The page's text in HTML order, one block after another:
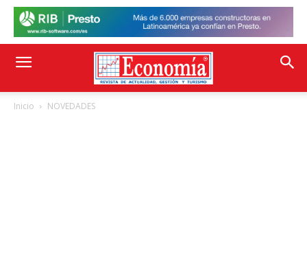
Inicio NOVEDADES